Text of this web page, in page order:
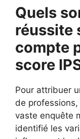
Quels
réussite
compte
score
Pour attribuer
de professions,
vaste enquête
identifié les